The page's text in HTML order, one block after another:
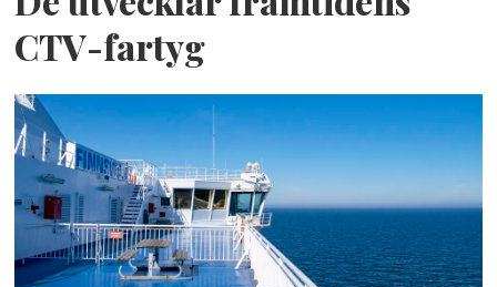
CTV-fartyg